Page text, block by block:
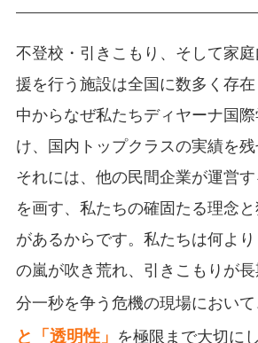
不登校・引きこもり、そして家
援を行う施設は全国に数多く存
中からなぜ私たちディヤーナ国
け、国内トップクラスの実績を残
それには、他の民間企業が運営
を画す、私たちの確固たる理念
があるからです。私たちは何よ
の嵐が吹き荒れ、引きこもりが
分一秒を争う危機の現場において
と「透明性」 を極限まで大切に